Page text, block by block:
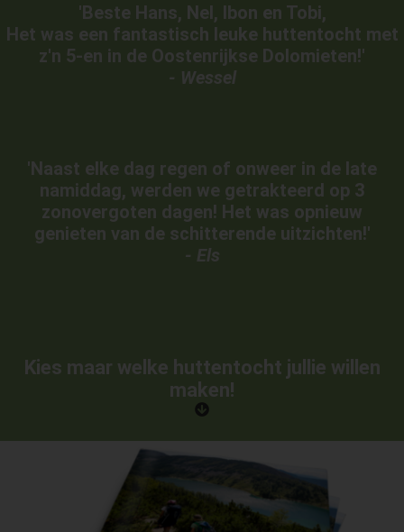
'Beste Hans, Nel, Ibon en Tobi,
Het was een fantastisch leuke huttentocht met
z'n 5-en in de Oostenrijkse Dolomieten!'
- Wessel
'Naast elke dag regen of onweer in de late
namiddag, werden we getrakteerd op 3
zonovergoten dagen! Het was opnieuw
genieten van de schitterende uitzichten!'
- Els
Kies maar welke huttentocht jullie willen
maken!